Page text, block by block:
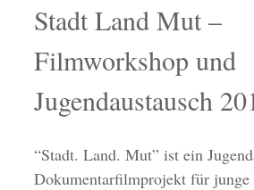
Stadt Land Mut –
Filmworkshop und
Jugendaustausch
“Stadt. Land. Mut” ist ein
Dokumentarfilmprojekt für junge